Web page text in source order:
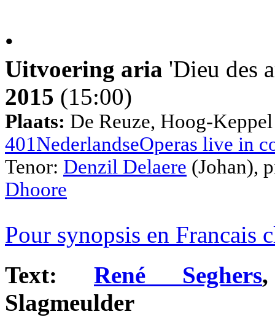
•
Uitvoering aria 'Dieu des
2015 (15:00)
Plaats: De Reuze, Hoog-
401NederlandseOperas live in
Tenor: Denzil Delaere (Johan),
Dhoore
Pour synopsis en Francais
Text: René Seghers
Slagmeulder